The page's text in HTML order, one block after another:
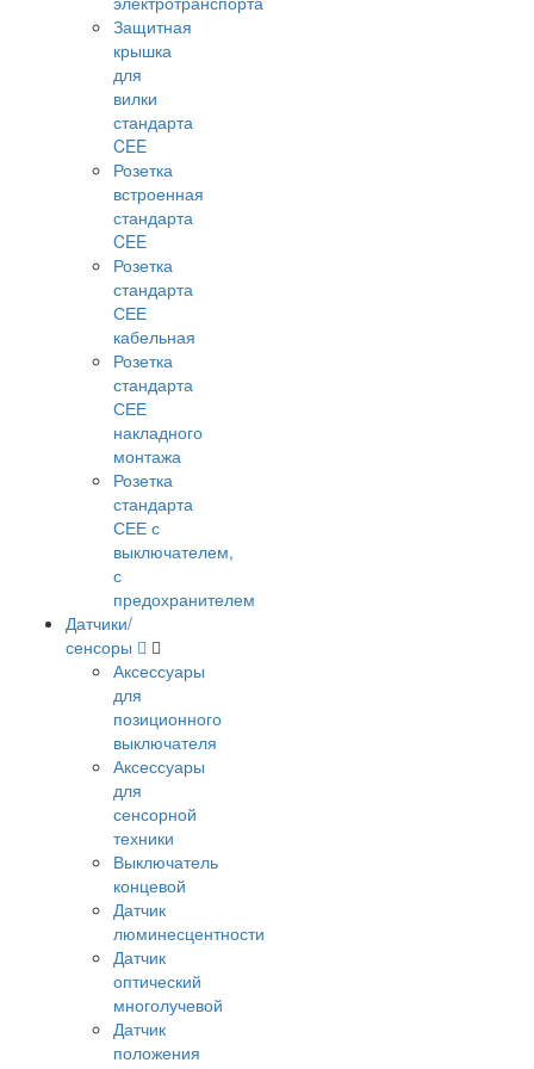
Защитная
крышка
для
вилки
стандарта
CEE
Розетка
встроенная
стандарта
CEE
Розетка
стандарта
СЕЕ
кабельная
Розетка
стандарта
СЕЕ
накладного
монтажа
Розетка
стандарта
СЕЕ с
выключателем,
с
предохранителем
Датчики/
сенсоры
Аксессуары
для
позиционного
выключателя
Аксессуары
для
сенсорной
техники
Выключатель
концевой
Датчик
люминесцентности
Датчик
оптический
многолучевой
Датчик
положения